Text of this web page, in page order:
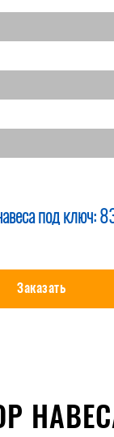
под ключ:
Заказать